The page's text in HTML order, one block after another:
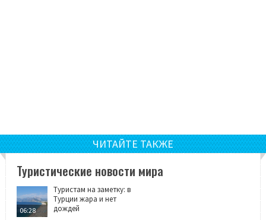
ЧИТАЙТЕ ТАКЖЕ
Туристические новости мира
06:28
Туристам на заметку: в
Турции жара и нет
дождей